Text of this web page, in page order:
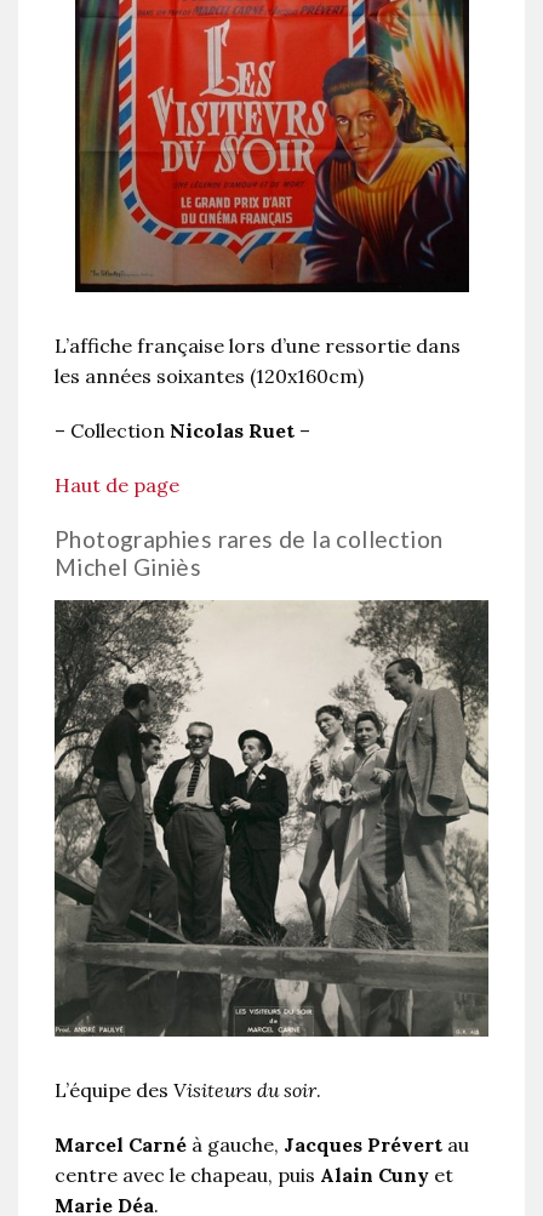
L’affiche française lors d’une ressortie dans
les années soixantes (120x160cm)
– Collection Nicolas Ruet –
Haut de page
Photographies rares de la collection
Michel Giniès
L’équipe des Visiteurs du soir.
Marcel Carné à gauche, Jacques Prévert au
centre avec le chapeau, puis Alain Cuny et
Marie Déa.